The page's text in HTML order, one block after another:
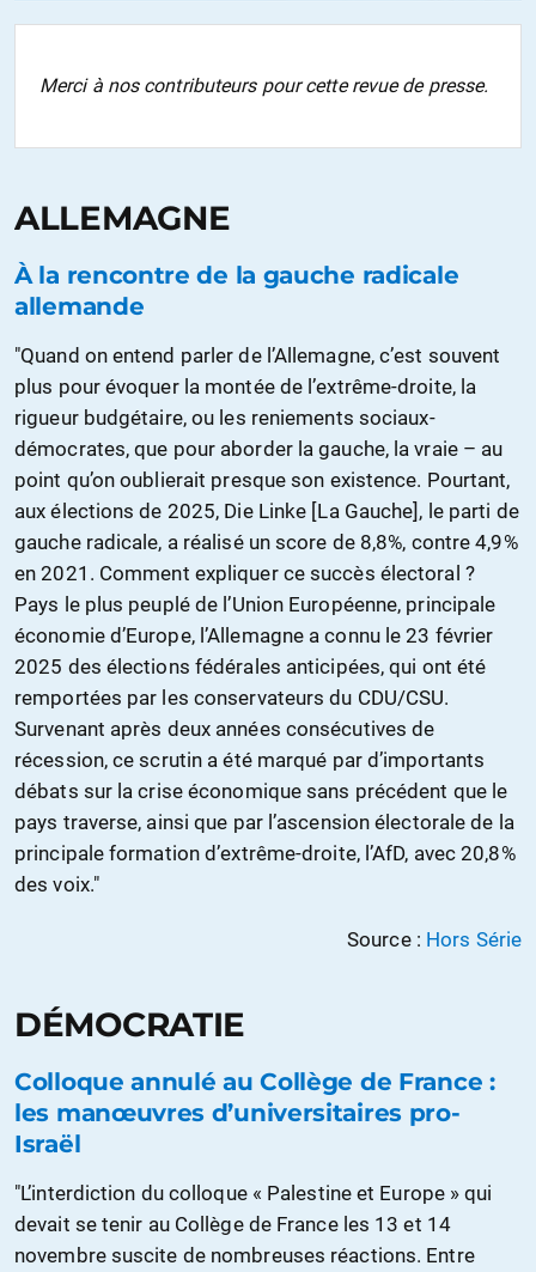
Merci à nos contributeurs pour cette revue de presse.
ALLEMAGNE
À la rencontre de la gauche radicale
allemande
"Quand on entend parler de l’Allemagne, c’est souvent
plus pour évoquer la montée de l’extrême-droite, la
rigueur budgétaire, ou les reniements sociaux-
démocrates, que pour aborder la gauche, la vraie – au
point qu’on oublierait presque son existence. Pourtant,
aux élections de 2025, Die Linke [La Gauche], le parti de
gauche radicale, a réalisé un score de 8,8%, contre 4,9%
en 2021. Comment expliquer ce succès électoral ?
Pays le plus peuplé de l’Union Européenne, principale
économie d’Europe, l’Allemagne a connu le 23 février
2025 des élections fédérales anticipées, qui ont été
remportées par les conservateurs du CDU/CSU.
Survenant après deux années consécutives de
récession, ce scrutin a été marqué par d’importants
débats sur la crise économique sans précédent que le
pays traverse, ainsi que par l’ascension électorale de la
principale formation d’extrême-droite, l’AfD, avec 20,8%
des voix."
Source : Hors Série
DÉMOCRATIE
Colloque annulé au Collège de France :
les manœuvres d’universitaires pro-
Israël
"L’interdiction du colloque « Palestine et Europe » qui
devait se tenir au Collège de France les 13 et 14
novembre suscite de nombreuses réactions. Entre